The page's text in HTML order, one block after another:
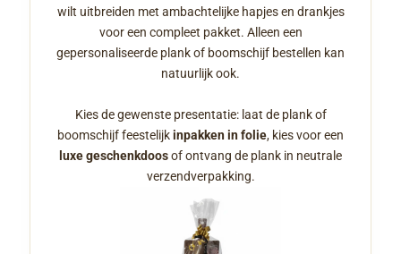
wilt uitbreiden met ambachtelijke hapjes en drankjes
voor een compleet pakket. Alleen een
gepersonaliseerde plank of boomschijf bestellen kan
natuurlijk ook.
Kies de gewenste presentatie: laat de plank of
boomschijf feestelijkinpakken in folie, kies voor een
luxe geschenkdoosof ontvang de plank in neutrale
verzendverpakking.